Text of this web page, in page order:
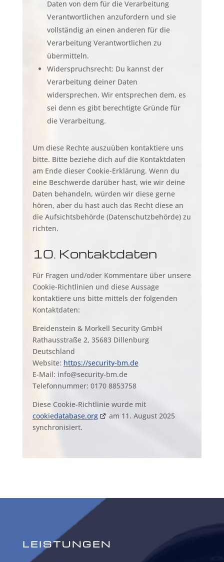
Daten von dem für die Verarbeitung
Verantwortlichen anzufordern und sie
vollständig an einen anderen für die
Verarbeitung Verantwortlichen zu
übermitteln.
Widerspruchsrecht: Du kannst der
Verarbeitung deiner Daten
widersprechen. Wir entsprechen dem, es
sei denn es gibt berechtigte Gründe für
die Verarbeitung.
Um diese Rechte auszuüben kontaktiere uns
bitte. Bitte beziehe dich auf die Kontaktdaten
am Ende dieser Cookie-Erklärung. Wenn du
eine Beschwerde darüber hast, wie wir deine
Daten behandeln, würden wir diese gerne
hören, aber du hast auch das Recht diese an
die Aufsichtsbehörde (Datenschutzbehörde) zu
richten.
10. Kontaktdaten
Für Fragen und/oder Kommentare über unsere
Cookie-Richtlinien und diese Aussage
kontaktiere uns bitte mittels der folgenden
Kontaktdaten:
Breidenstein & Morkell Security GmbH
Rathausstraße 2, 35683 Dillenburg
Deutschland
Website: https://security-bm.de
E-Mail: info@security-bm.de
Telefonnummer: 0170 8853758
Diese Cookie-Richtlinie wurde mit
cookiedatabase.org
am 11. August 2025
synchronisiert.
LEISTUNGEN